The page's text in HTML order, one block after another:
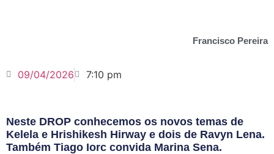
Francisco Pereira
09/04/2026 7:10 pm
Neste DROP conhecemos os novos temas de
Kelela e Hrishikesh Hirway e dois de Ravyn Lena.
Também Tiago Iorc convida Marina Sena.